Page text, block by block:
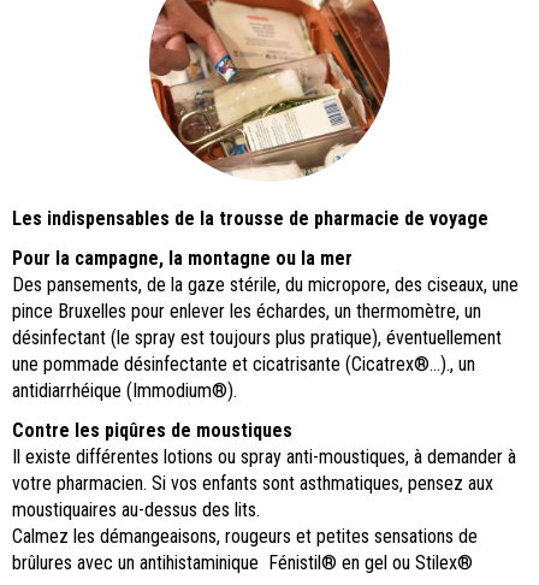
Les indispensables de la trousse de pharmacie de voyage
Pour la campagne, la montagne ou la mer
Des pansements, de la gaze stérile, du micropore, des ciseaux, une
pince Bruxelles pour enlever les échardes, un thermomètre, un
désinfectant (le spray est toujours plus pratique), éventuellement
une pommade désinfectante et cicatrisante (Cicatrex®...)., un
antidiarrhéique (Immodium®).
Contre les piqûres de moustiques
Il existe différentes lotions ou spray anti-moustiques, à demander à
votre pharmacien. Si vos enfants sont asthmatiques, pensez aux
moustiquaires au-dessus des lits.
Calmez les démangeaisons, rougeurs et petites sensations de
brûlures avec un antihistaminique Fénistil® en gel ou Stilex®